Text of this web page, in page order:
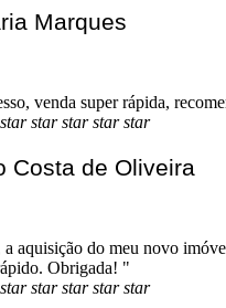
Marques
venda super rápida,
star star star star star
Costa de Oliveira
aquisição do meu novo
Obrigada! "
star star star star star